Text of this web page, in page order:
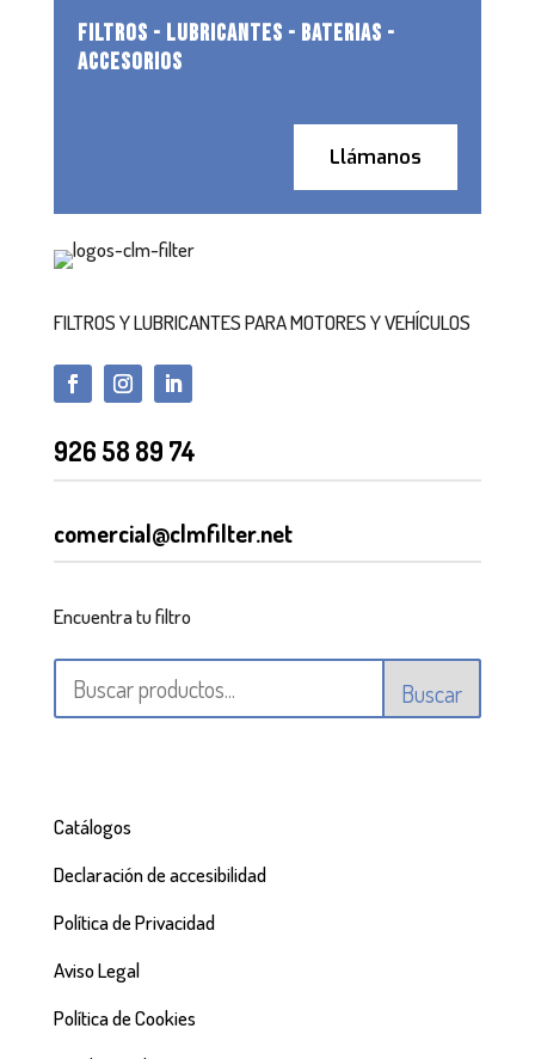
FILTROS - LUBRICANTES - BATERIAS -
ACCESORIOS
Llámanos
FILTROS Y LUBRICANTES PARA MOTORES Y VEHÍCULOS
926 58 89 74
comercial@clmfilter.net
Encuentra tu filtro
Buscar
Catálogos
Declaración de accesibilidad
Política de Privacidad
Aviso Legal
Política de Cookies